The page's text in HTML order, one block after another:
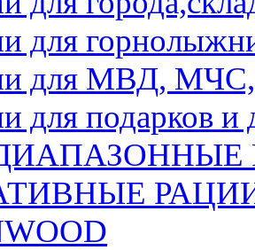
для
для МВД, МЧС,
для подарков и